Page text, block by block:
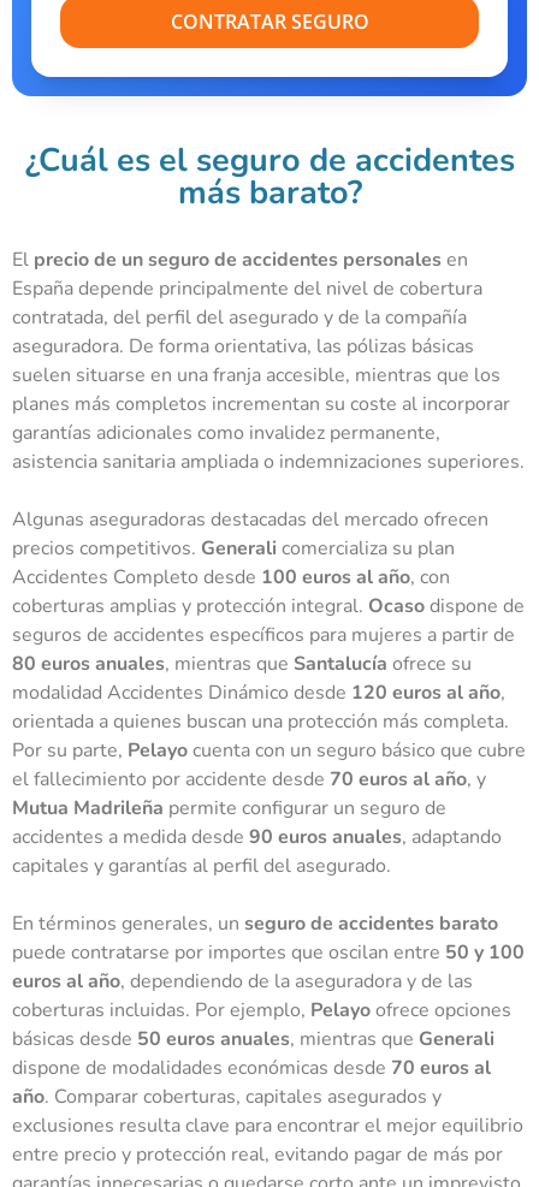
CONTRATAR SEGURO
¿Cuál es el seguro de accidentes
más barato?
El precio de un seguro de accidentes personalesen
España depende principalmente del nivel de cobertura
contratada, del perfil del asegurado y de la compañía
aseguradora. De forma orientativa, las pólizas básicas
suelen situarse en una franja accesible, mientras que los
planes más completos incrementan su coste al incorporar
garantías adicionales como invalidez permanente,
asistencia sanitaria ampliada o indemnizaciones superiores.
Algunas aseguradoras destacadas del mercado ofrecen
precios competitivos. Generali comercializa su plan
Accidentes Completo desde 100 euros al año, con
coberturas amplias y protección integral. Ocasodispone de
seguros de accidentes específicos para mujeres a partir de
80 euros anuales, mientras que Santalucía ofrece su
modalidad Accidentes Dinámico desde 120 euros al año,
orientada a quienes buscan una protección más completa.
Por su parte, Pelayocuenta con un seguro básico que cubre
el fallecimiento por accidente desde 70 euros al año, y
Mutua Madrileña permite configurar un seguro de
accidentes a medida desde 90 euros anuales, adaptando
capitales y garantías al perfil del asegurado.
En términos generales, un seguro de accidentes barato
puede contratarse por importes que oscilan entre 50 y 100
euros al año, dependiendo de la aseguradora y de las
coberturas incluidas. Por ejemplo, Pelayoofrece opciones
básicas desde 50 euros anuales, mientras que Generali
dispone de modalidades económicas desde 70 euros al
año. Comparar coberturas, capitales asegurados y
exclusiones resulta clave para encontrar el mejor equilibrio
entre precio y protección real, evitando pagar de más por